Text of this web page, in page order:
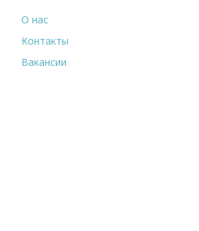
О нас
Контакты
Вакансии